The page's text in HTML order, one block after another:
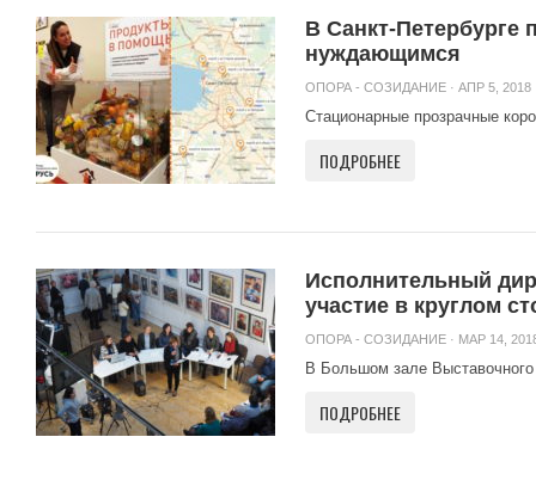
В Санкт-Петербурге
нуждающимся
ОПОРА - СОЗИДАНИЕ · АПР 5, 2018
Стационарные прозрачные
ПОДРОБНЕЕ
Исполнительный
участие в круглом
ОПОРА - СОЗИДАНИЕ · МАР 14,
В Большом зале Выставочного
ПОДРОБНЕЕ